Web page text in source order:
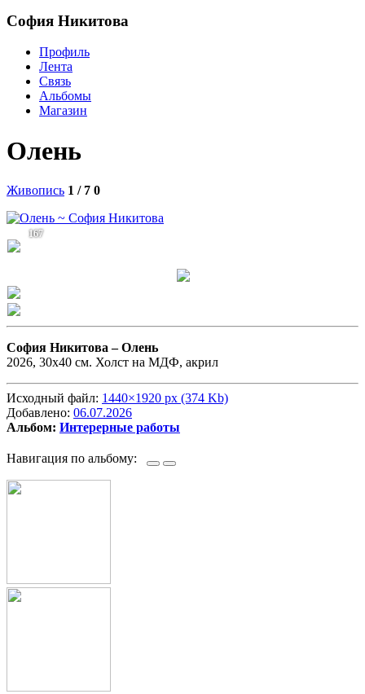
София Никитова
Профиль
Лента
Связь
Альбомы
Магазин
Олень
Живопись 1 / 7 0
167
София Никитова –Олень
2026, 30х40 см. Холст на МДФ, акрил
Исходный файл: 1440×1920 px (374 Kb)
Добавлено: 06.07.2026
Альбом: Интерерные работы
Навигация по альбому: